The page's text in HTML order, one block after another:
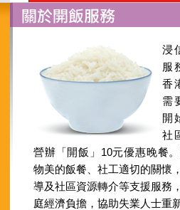
浸
服
香
需
開
社
營辦「開飯」10元優惠晚餐
物美的飯餐、社工適切的關懷
導及社區資源轉介等支援服務
庭經濟負擔，協助失業人士重